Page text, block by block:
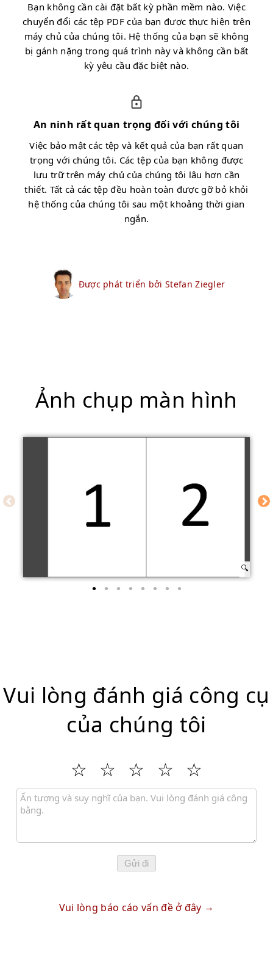
Bạn không cần cài đặt bất kỳ phần mềm nào. Việc
chuyển đổi các tệp PDF của bạn được thực hiện trên
máy chủ của chúng tôi. Hệ thống của bạn sẽ không
bị gánh nặng trong quá trình này và không cần bất
kỳ yêu cầu đặc biệt nào.
An ninh rất quan trọng đối với chúng tôi
Việc bảo mật các tệp và kết quả của bạn rất quan
trọng với chúng tôi. Các tệp của bạn không được
lưu trữ trên máy chủ của chúng tôi lâu hơn cần
thiết. Tất cả các tệp đều hoàn toàn được gỡ bỏ khỏi
hệ thống của chúng tôi sau một khoảng thời gian
ngắn.
Được phát triển bởi Stefan Ziegler
Ảnh chụp màn hình
Vui lòng đánh giá công cụ
của chúng tôi
Gửi đi
Vui lòng báo cáo vấn đề ở đây